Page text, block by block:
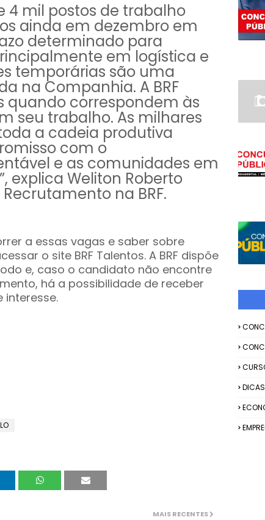
4 mil postos de trabalho
ainda em dezembro em
determinado para
em logística e
temporárias são uma
na Companhia. A BRF
quando correspondem às
seu trabalho. As milhares
a cadeia produtiva
com o
e as comunidades em
explica Weliton Roberto
na BRF.
a essas vagas e saber sobre
o site BRF Talentos. A BRF dispõe
e, caso o candidato não encontre
há a possibilidade de receber
interesse.
MAIS RECENTES
DICAS